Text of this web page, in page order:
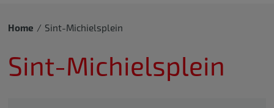
Home Sint-Michielsplein
Sint-Michielsplein